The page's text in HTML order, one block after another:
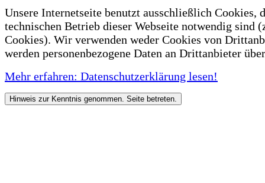
Unsere Internetseite benutzt ausschließlich Cookies,
technischen Betrieb dieser Webseite notwendig sind
Cookies). Wir verwenden weder Cookies von
werden personenbezogene Daten an Drittanbieter
Mehr erfahren: Datenschutzerklärung lesen!
Hinweis zur Kenntnis genommen. Seite betreten.